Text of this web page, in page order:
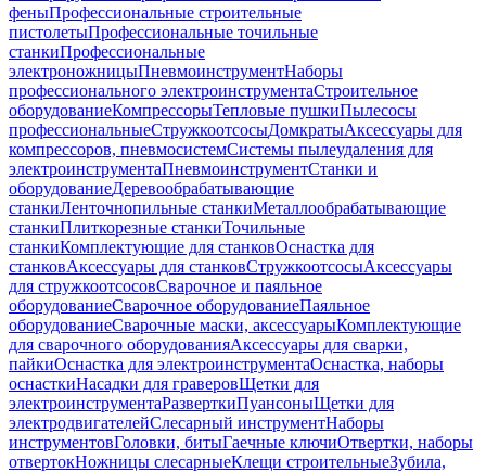
феныПрофессиональные строительные
пистолетыПрофессиональные точильные
станкиПрофессиональные
электроножницыПневмоинструментНаборы
профессионального электроинструментаСтроительное
оборудованиеКомпрессорыТепловые пушкиПылесосы
профессиональныеСтружкоотсосыДомкратыАксессуары для
компрессоров, пневмосистемСистемы пылеудаления для
электроинструментаПневмоинструментСтанки и
оборудованиеДеревообрабатывающие
станкиЛенточнопильные станкиМеталлообрабатывающие
станкиПлиткорезные станкиТочильные
станкиКомплектующие для станковОснастка для
станковАксессуары для станковСтружкоотсосыАксессуары
для стружкоотсосовСварочное и паяльное
оборудованиеСварочное оборудованиеПаяльное
оборудованиеСварочные маски, аксессуарыКомплектующие
для сварочного оборудованияАксессуары для сварки,
пайкиОснастка для электроинструментаОснастка, наборы
оснасткиНасадки для граверовЩетки для
электроинструментаРазверткиПуансоныЩетки для
электродвигателейСлесарный инструментНаборы
инструментовГоловки, битыГаечные ключиОтвертки, наборы
отвертокНожницы слесарныеКлещи строительныеЗубила,